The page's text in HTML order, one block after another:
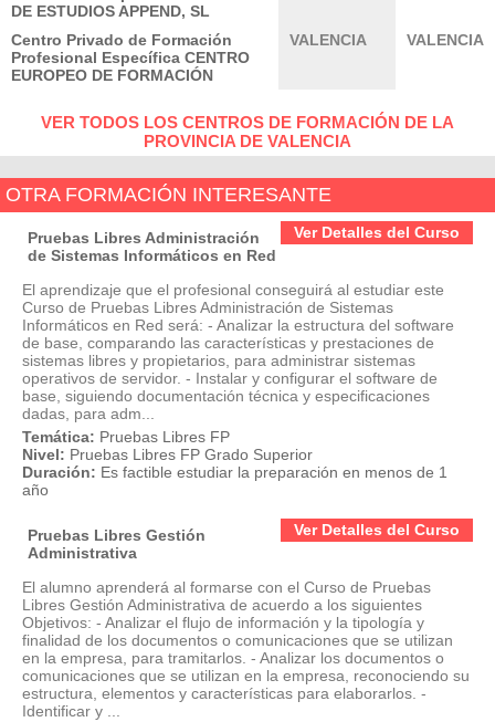
DE ESTUDIOS APPEND, SL
Centro Privado de Formación
Profesional Específica CENTRO
EUROPEO DE FORMACIÓN
VALENCIA VALENCIA
VER TODOS LOS CENTROS DE FORMACIÓN DE LA
PROVINCIA DE VALENCIA
OTRA FORMACIÓN INTERESANTE
Ver Detalles del Curso
Pruebas Libres Administración
de Sistemas Informáticos en Red
El aprendizaje que el profesional conseguirá al estudiar este
Curso de Pruebas Libres Administración de Sistemas
Informáticos en Red será: - Analizar la estructura del software
de base, comparando las características y prestaciones de
sistemas libres y propietarios, para administrar sistemas
operativos de servidor. - Instalar y configurar el software de
base, siguiendo documentación técnica y especificaciones
dadas, para adm...
Temática: Pruebas Libres FP
Nivel: Pruebas Libres FP Grado Superior
Duración: Es factible estudiar la preparación en menos de 1
año
Ver Detalles del Curso
Pruebas Libres Gestión
Administrativa
El alumno aprenderá al formarse con el Curso de Pruebas
Libres Gestión Administrativa de acuerdo a los siguientes
Objetivos: - Analizar el flujo de información y la tipología y
finalidad de los documentos o comunicaciones que se utilizan
en la empresa, para tramitarlos. - Analizar los documentos o
comunicaciones que se utilizan en la empresa, reconociendo su
estructura, elementos y características para elaborarlos. -
Identificar y ...